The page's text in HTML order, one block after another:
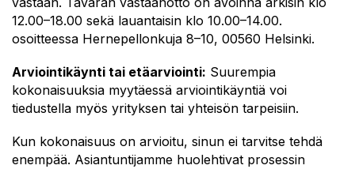
12.00–18.00 sekä lauantaisin klo 10.00–14.00.
osoitteessa Hernepellonkuja 8–10, 00560 Helsinki.
Arviointikäynti tai etäarviointi: Suurempia
kokonaisuuksia myytäessä arviointikäyntiä voi
tiedustella myös yrityksen tai yhteisön tarpeisiin.
Kun kokonaisuus on arvioitu, sinun ei tarvitse tehdä
enempää. Asiantuntijamme huolehtivat prosessin